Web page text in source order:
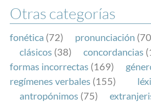
NOTICIAS
SOBRE LA FUNDÉURAE
FundéuRAE es una fundación
y la Real Academia Española,
el buen uso del español en los
Internet.
Otras categorías
fonética (72) pronunciación
clásicos (38) concordancias
formas incorrectas (169)
regímenes verbales (155)
antropónimos (75)